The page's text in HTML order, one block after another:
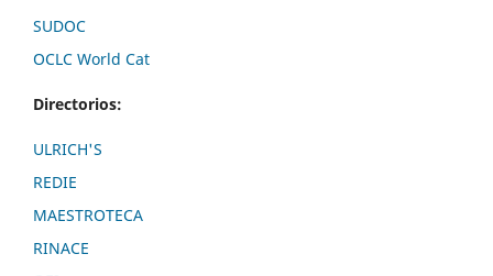
SUDOC
OCLC World Cat
Directorios:
ULRICH'S
REDIE
MAESTROTECA
RINACE